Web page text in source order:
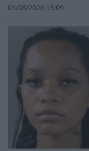
03/08/2026 13:09